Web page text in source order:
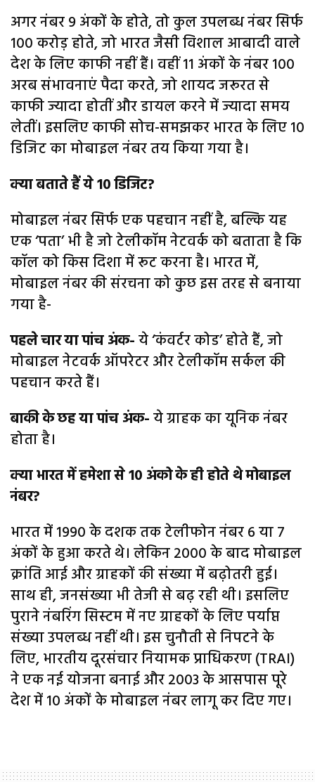
अगर नंबर 9 अंकों के होते, तो कुल उपलब्ध नंबर सिर्फ
100 करोड़ होते, जो भारत जैसी विशाल आबादी वाले
देश के लिए काफी नहीं हैं। वहीं 11 अंकों के नंबर 100
अरब संभावनाएं पैदा करते, जो शायद जरूरत से
काफी ज्यादा होतीं और डायल करने में ज्यादा समय
लेतीं। इसलिए काफी सोच-समझकर भारत के लिए 10
डिजिट का मोबाइल नंबर तय किया गया है।
क्या बताते हैं ये 10 डिजिट?
मोबाइल नंबर सिर्फ एक पहचान नहीं है, बल्कि यह
एक ‘पता’ भी है जो टेलीकॉम नेटवर्क को बताता है कि
कॉल को किस दिशा में रूट करना है। भारत में,
मोबाइल नंबर की संरचना को कुछ इस तरह से बनाया
गया है-
पहले चार या पांच अंक-ये ‘कंवर्टर कोड’ होते हैं, जो
मोबाइल नेटवर्क ऑपरेटर और टेलीकॉम सर्कल की
पहचान करते हैं।
बाकी के छह या पांच अंक-ये ग्राहक का यूनिक नंबर
होता है।
क्या भारत में हमेशा से 10 अंको के ही होते थे मोबाइल
नंबर?
भारत में 1990 के दशक तक टेलीफोन नंबर 6 या 7
अंकों के हुआ करते थे। लेकिन 2000 के बाद मोबाइल
क्रांति आई और ग्राहकों की संख्या में बढ़ोतरी हुई।
साथ ही, जनसंख्या भी तेजी से बढ़ रही थी। इसलिए
पुराने नंबरिंग सिस्टम में नए ग्राहकों के लिए पर्याप्त
संख्या उपलब्ध नहीं थी। इस चुनौती से निपटने के
लिए, भारतीय दूरसंचार नियामक प्राधिकरण (TRAI)
ने एक नई योजना बनाई और 2003 के आसपास पूरे
देश में 10 अंकों के मोबाइल नंबर लागू कर दिए गए।